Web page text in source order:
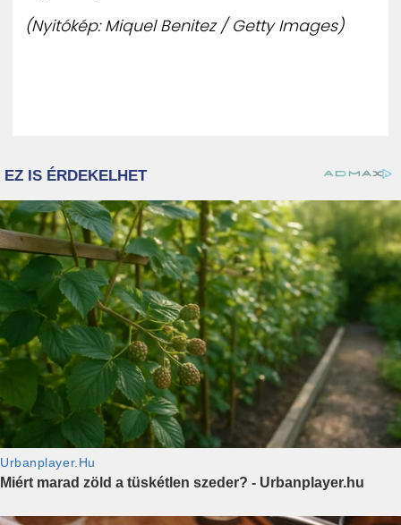
(Nyitókép: Miquel Benitez / Getty Images)